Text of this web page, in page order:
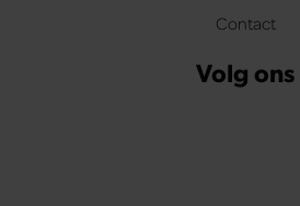
Contact
Volg ons